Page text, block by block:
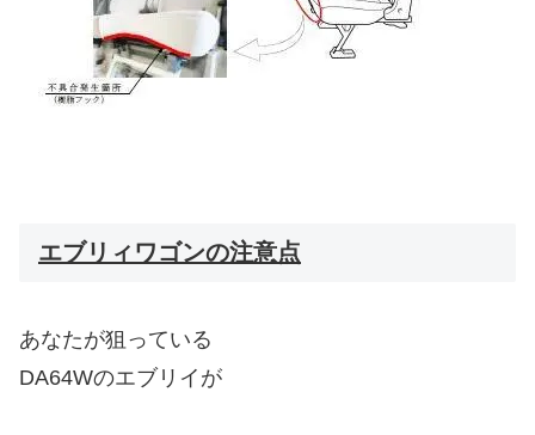
エブリィワゴンの注意点
あなたが狙っている
DA64Wのエブリイが